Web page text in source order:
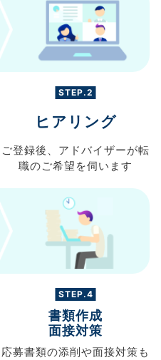
STEP.2
ヒアリング
ご登録後、 アドバイザーが転
職のご希望を伺います
STEP.4
書類作成
面接対策
応募書類の添削や面接対策も